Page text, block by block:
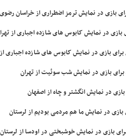
بازی در نمایش ترمز اضطراری از خراسان رضوی
در نمایش کابوس های شازده اجباری از
برای بازی در نمایش کابوس های شازده اجباری
بازی در نمایش شب سوئیت از تهران
در نمایش انگشتر و چاه از اصفهان
در نمایش ما هم مردمی بودیم از لرستان
بازی در نمایش خوشبختی در اودسا از لرستان